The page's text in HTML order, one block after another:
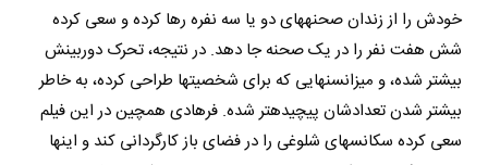
خودش را از زندان صحنه­های دو یا سه نفره رها کرده و سعی کرده
شش هفت نفر را در یک صحنه جا دهد. در نتیجه، تحرک دوربینش
بیشتر شده، و میزانسن­هایی که برای شخصیت­ها طراحی کرده، به خاطر
بیشتر شدن تعدادشان پیچیده­تر شده. فرهادی همچین در این فیلم
سعی کرده سکانس­های شلوغی را در فضای باز کارگردانی کند و اینها